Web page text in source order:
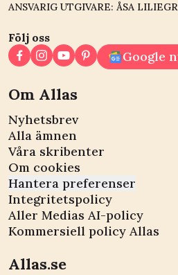
ANSVARIG UTGIVARE: ÅSA
Följ oss
Google
Om Allas
Nyhetsbrev
Alla ämnen
Våra skribenter
Om cookies
Hantera preferenser
Integritetspolicy
Aller Medias AI-policy
Kommersiell policy Allas
Allas.se